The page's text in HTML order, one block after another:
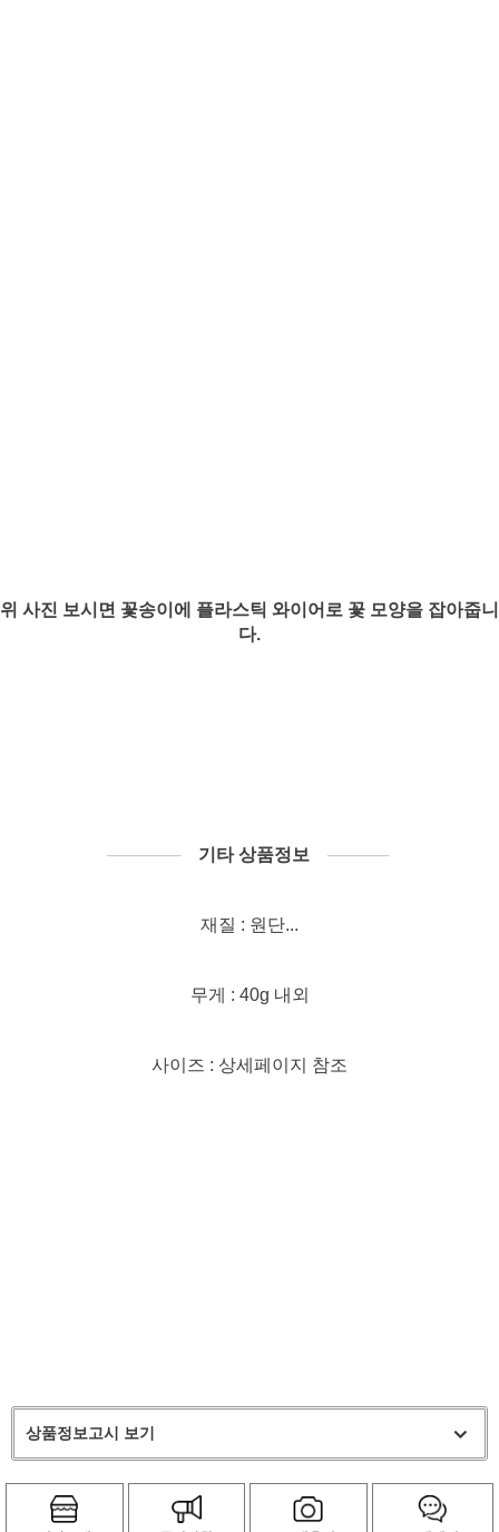
위 사진 보시면 꽃송이에 플라스틱 와이어로 꽃 모양을 잡아줍니
다.
────── 기타 상품정보 ─────
재질 : 원단...
무게 : 40g 내외
사이즈 : 상세페이지 참조
상품정보고시 보기